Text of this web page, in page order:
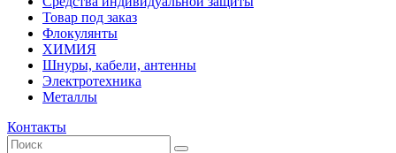
Товар под заказ
Флокулянты
ХИМИЯ
Шнуры, кабели, антенны
Электротехника
Металлы
Контакты